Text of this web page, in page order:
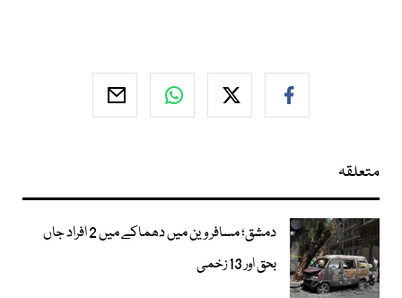
متعلقہ
دمشق؛ مسافر وین میں دھماکے میں 2 افراد جاں
بحق اور 13 زخمی